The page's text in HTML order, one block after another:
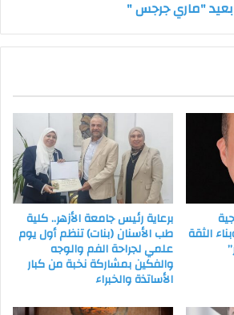
بعيد "ماري جرجس "
الثقة
برعاية رئيس جامعة الأزهر.. كلية
طب الأسنان (بنات) تنظم أول يوم
علمي لجراحة الفم والوجه
والفكين بمشاركة نخبة من كبار
الأساتذة والخبراء